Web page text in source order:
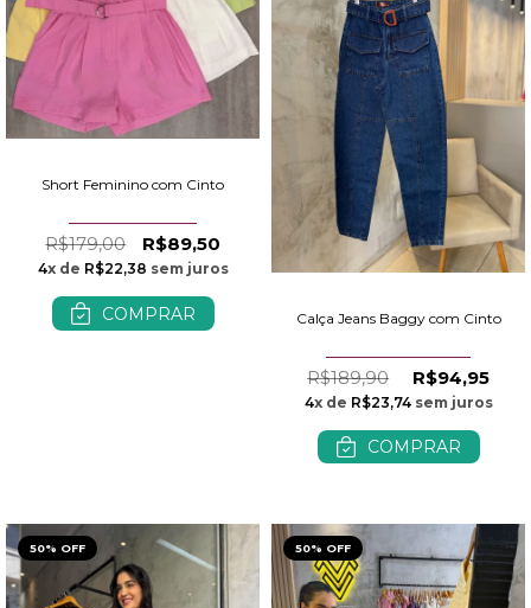
Short Feminino com Cinto
R$179,00 R$89,50
4x de R$22,38 sem juros
COMPRAR Calça Jeans Baggy com Cinto
R$189,90 R$94,95
4x de R$23,74sem juros
COMPRAR
50% OFF 50% OFF